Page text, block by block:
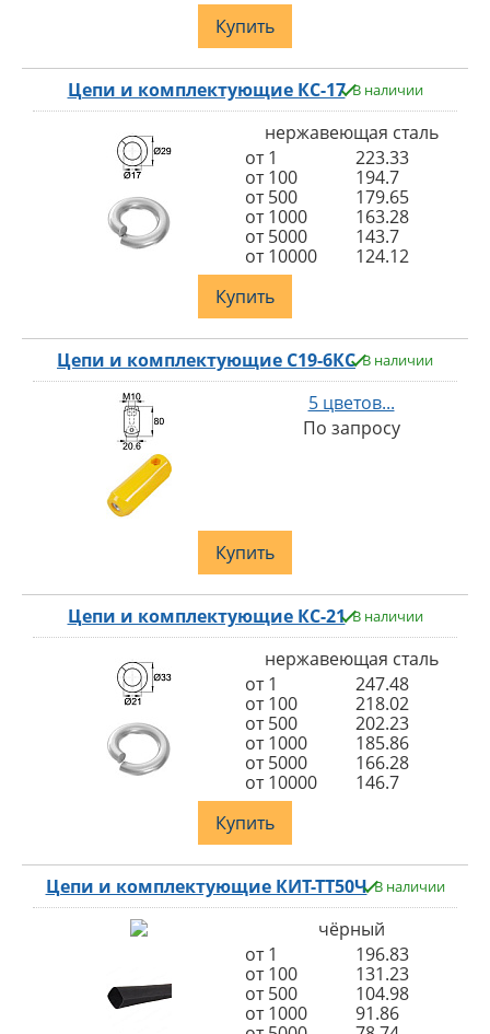
Купить
Цепи и комплектующие КС-17 В наличии
нержавеющая сталь
от 1
223.33
от 100
194.7
от 500
179.65
от 1000
163.28
от 5000
143.7
от 10000
124.12
Купить
Цепи и комплектующие С19-6КС В наличии
5 цветов...
По запросу
Купить
Цепи и комплектующие КС-21 В наличии
нержавеющая сталь
от 1
247.48
от 100
218.02
от 500
202.23
от 1000
185.86
от 5000
166.28
от 10000
146.7
Купить
Цепи и комплектующие КИТ-ТТ50Ч В наличии
чёрный
от 1
196.83
от 100
131.23
от 500
104.98
от 1000
91.86